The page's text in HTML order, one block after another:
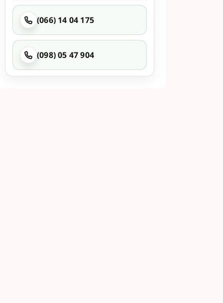
Раундап(066) 14 04 175
(098) 05 47 904